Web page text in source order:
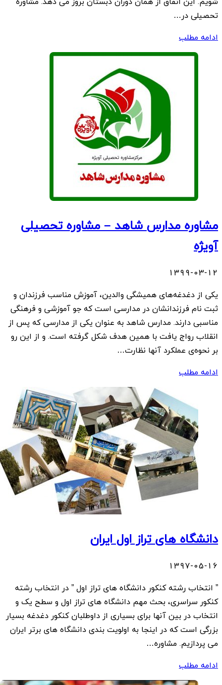
تحصیلی در…
ادامه مطلب
مشاوره مدارس شاهد – مشاوره تحصیلی
آویژه
1399-03-12
یکی از دغدغه‌های همیشگی والدین، آموزش مناسب فرزندان و
ثبت نام فرزندانشان در مدارسی است که جو آموزشی و فرهنگی
مناسبی دارند. مدارس شاهد به عنوان یکی از مدارسی که پس از
انقلاب رواج یافت با همین هدف شکل گرفته است. و از این رو
بر نحوه‌ی عملکرد آنها نظارت…
ادامه مطلب
دانشگاه های تراز اول ایران
1397-05-16
” انتخاب رشته کنکور دانشگاه های تراز اول ” در انتخاب رشته
کنکور سراسری، بحث مهم دانشگاه های تراز اول و سطح یک و
انتخاب در بین آنها برای بسیاری از داوطلبان کنکور دغدغه بسیار
بزرگی است که در اینجا به اولویت بندی دانشگاه های برتر ایران
می پردازیم. مشاوره…
ادامه مطلب